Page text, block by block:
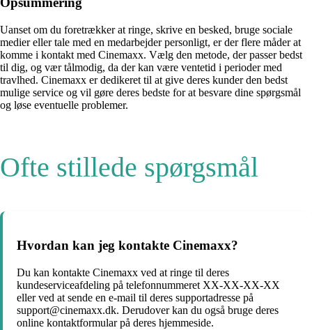
Uanset om du foretrækker at ringe, skrive en besked, bruge sociale
medier eller tale med en medarbejder personligt, er der flere måder at
komme i kontakt med Cinemaxx. Vælg den metode, der passer bedst
til dig, og vær tålmodig, da der kan være ventetid i perioder med
travlhed. Cinemaxx er dedikeret til at give deres kunder den bedst
mulige service og vil gøre deres bedste for at besvare dine spørgsmål
og løse eventuelle problemer.
Ofte stillede spørgsmål
Hvordan kan jeg kontakte Cinemaxx?
Du kan kontakte Cinemaxx ved at ringe til deres
kundeserviceafdeling på telefonnummeret XX-XX-XX-XX
eller ved at sende en e-mail til deres supportadresse på
support@cinemaxx.dk. Derudover kan du også bruge deres
online kontaktformular på deres hjemmeside.